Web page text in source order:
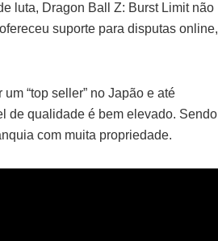
luta, Dragon Ball Z: Burst Limit não
suporte para disputas online,
“top seller” no Japão e até
de qualidade é bem elevado. Sendo
com muita propriedade.